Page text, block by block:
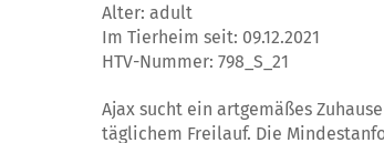
Alter: adult
Im Tierheim seit: 09.12.2021
HTV-Nummer: 798_S_21
Ajax sucht ein artgemäßes
täglichem Freilauf. Die